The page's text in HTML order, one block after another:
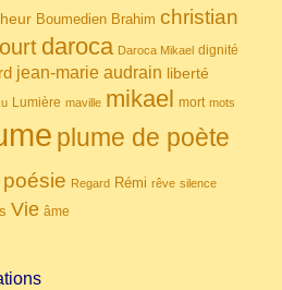
Boumedien Brahim christian
daroca Daroca Mikael dignité
jean-marie audrain liberté
Lumière maville mikael mort mots
plume de poète
poésie Regard Rémi rêve silence
Vie âme